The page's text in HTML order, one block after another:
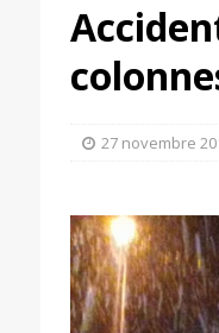
27 novembre